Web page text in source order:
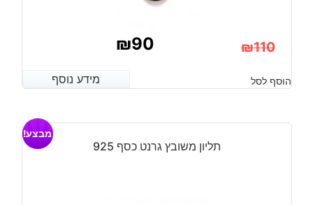
₪110
המקורי
היה:
₪90
הנוכחי
הוא:
מידע נוסף הוסף לסל מידע נוסף
תליון משובץ גרנט כסף 925
מבצע!